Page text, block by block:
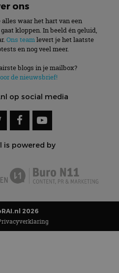
ons
waar het hart van een
kloppen. In beeld én geluid,
Ons team levert je het laatste
en nog veel meer.
blogs in je mailbox?
de nieuwsbrief!
op social media
is powered by
2026